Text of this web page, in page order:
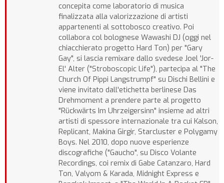
concepita come laboratorio di musica
finalizzata alla valorizzazione di artisti
appartenenti al sottobosco creativo. Poi
collabora col bolognese Wawashi DJ (oggi nel
chiacchierato progetto Hard Ton) per "Gary
Gay", si lascia remixare dallo svedese Joel 'Jor-
El' Alter ("Stroboscopic Life"), partecipa al "The
Church Of Pippi Langstrumpf" su Dischi Bellini e
viene invitato dall'etichetta berlinese Das
Drehmoment a prendere parte al progetto
"Rückwärts Im Uhrzeigersinn" insieme ad altri
artisti di spessore internazionale tra cui Kalson,
Replicant, Makina Girgir, Starcluster e Polygamy
Boys. Nel 2010, dopo nuove esperienze
discografiche ("Gaucho", su Disco Volante
Recordings, coi remix di Gabe Catanzaro, Hard
Ton, Valyom & Karada, Midnight Express e